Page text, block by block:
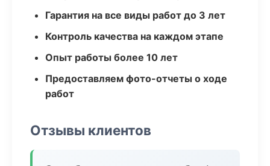
Гарантия на все виды работ до 3 лет
Контроль качества на каждом этапе
Опыт работы более 10 лет
Предоставляем фото-отчеты о ходе
работ
Отзывы клиентов